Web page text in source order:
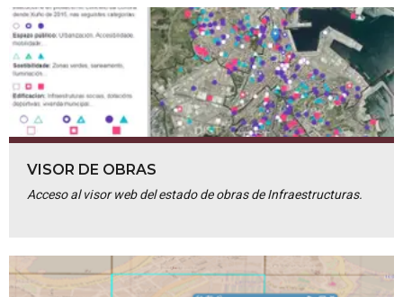
VISOR DE OBRAS
Acceso al visor web del estado de obras de Infraestructuras.